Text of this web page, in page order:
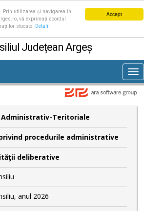
Accept
Prin utilizarea și navigarea în
vă exprimați acordul
stocate.
Detalii
Județean Argeș
Teritoriale
procedurile administrative
deliberative
anul 2026